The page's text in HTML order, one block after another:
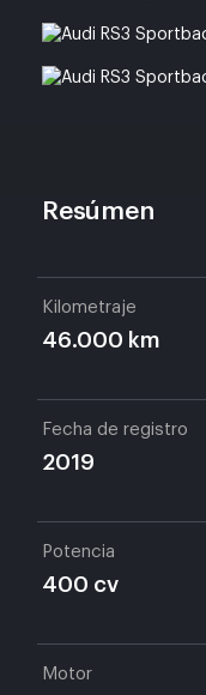
Resúmen
Kilometraje
46.000 km
Fecha de registro
2019
Potencia
400 cv
Motor